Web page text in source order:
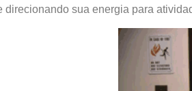
direcionando sua energia para